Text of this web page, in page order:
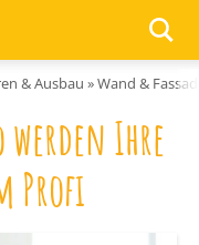
& Ausbau »Wand &
Ihre
Profi